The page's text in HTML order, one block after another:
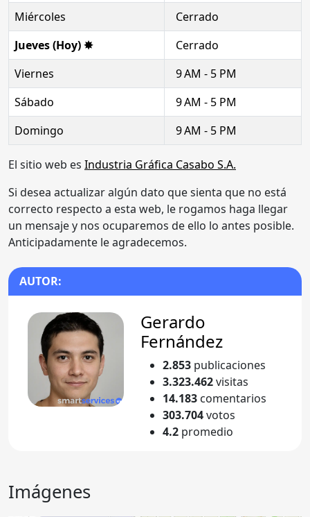
Miércoles
Cerrado
Jueves (Hoy) ✸
Cerrado
Viernes
9 AM - 5 PM
Sábado
9 AM - 5 PM
Domingo
9 AM - 5 PM
El sitio web es Industria Gráfica Casabo S.A.
Si desea actualizar algún dato que sienta que no está
correcto respecto a esta web, le rogamos haga llegar
un mensaje y nos ocuparemos de ello lo antes posible.
Anticipadamente le agradecemos.
AUTOR:
Gerardo
Fernández
2.853 publicaciones
3.323.462visitas
14.183 comentarios
303.704votos
4.2 promedio
Imágenes